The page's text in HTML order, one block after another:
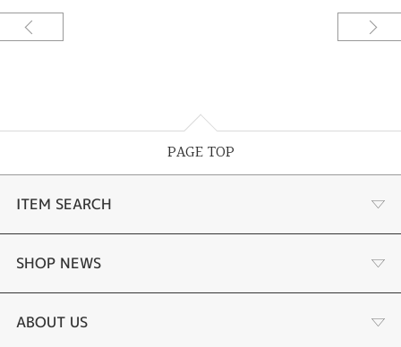
PAGE TOP
ITEM SEARCH
婚約指輪
結婚指輪
SHOP NEWS
サプライズプロポーズ相談室
ABOUT US